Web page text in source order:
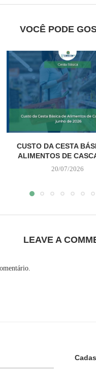
VOCÊ PODE
CUSTO DA CESTA
ALIMENTOS DE
20/07/2026
LEAVE A